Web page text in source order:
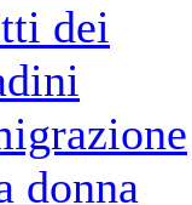
dei
donna